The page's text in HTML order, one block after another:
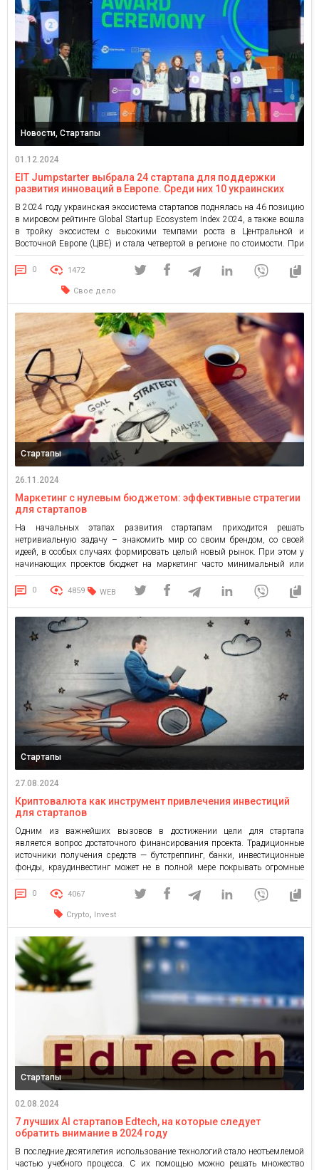
Новости, Стартапы
01.12.2024
EIT Jumpstarter выбрала 24 стартапа для поддержки
развития инноваций в Европе. Среди них 10 украинских
В 2024 году украинская экосистема стартапов поднялась на 46 позицию
в мировом рейтинге Global Startup Ecosystem Index 2024, а также вошла
в тройку экосистем с высокими темпами роста в Центральной и
Восточной Европе (ЦВЕ) и стала четвертой в регионе по стоимости. При
этом фаундеры стартапов на своем пути сталкиваются с такими
препятствиями как нехватка финансирования, […]
0 1472
Свое дело
Стартапы
26.11.2024
Маркетинг с нулевым бюджетом: эффективные стратегии
для стартапов
На начальных этапах развития стартапам приходится решать
нетривиальную задачу – знакомить мир со своим брендом, со своей
идеей, в особых случаях формировать целый новый рынок. При этом у
начинающих проектов бюджет на маркетинг часто минимальный или
вовсе отсутствует. Но можно ли что-нибудь сделать в этом случае?
Привет! Я, COO Weblium Даниэлла Шихабутдинова, в этой статье […]
0 4859 WEB
Стартапы
27.08.2024
Криптовалюта как инструмент привлечения инвестиций
для стартапов
Одним из важнейших вызовов в достижении цели для стартапа
является вопрос достаточного финансирования проекта. Традиционные
источники получения средств — бутстреппинг, банки, инвестиционные
фонды, краудинвестинг может не в полной мере покрывать огромные
затраты, связанные с инновационной составляющей стартапов. Именно
поэтому возникает потребность в поиске альтернативного способа
привлечения капитала, такого как криптовалюты. В статье рассмотрим,
какие тренды […]
0 4067
Crypto, Invest
Стартапы
02.08.2024
7 лучших AI стартапов Edtech, на которые следует
обратить внимание в 2024 году
В последние десятилетия использование технологий стало неотъемлемой
частью учебного процесса. С их помощью можно решать множество